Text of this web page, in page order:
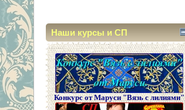
Наши курсы и СП
Конкурс от Маруси "Вязь с лилиями"